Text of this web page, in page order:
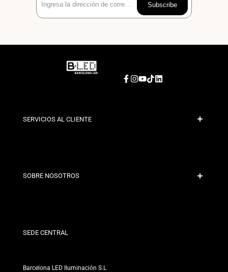
la
de
Subscribe
Facebook
Instagram
YouTube
TikTokLinkedIn
SERVICIOS AL CLIENTE
Contacto
SOBRE NOSOTROS
Nuestras Tiendas
SEDE CENTRAL
Barcelona LED Iluminación S.L